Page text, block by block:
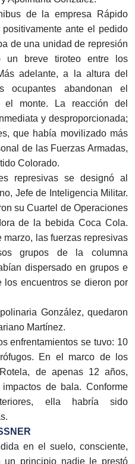
de la empresa Rápido
ante el pedido
de una unidad de represión
un breve tiroteo entre los
adelante, a la altura del
ocupantes abandonan el
monte. La reacción del
y desproporcionada;
que había movilizado más
de las Fuerzas Armadas,
Colorado.
represivas se designó al
Jefe de Inteligencia Militar.
su Cuartel de Operaciones
de la bebida Coca Cola.
las fuerzas represivas
grupos de la columna
dispersado en grupos e
los encuentros se dieron por
González, quedaron
Martínez.
enfrentamientos se tuvo: 10
En el marco de los
de apenas 12 años,
de bala. Conforme
ella habría sido
en el suelo, consciente,
un principio nadie le prestó